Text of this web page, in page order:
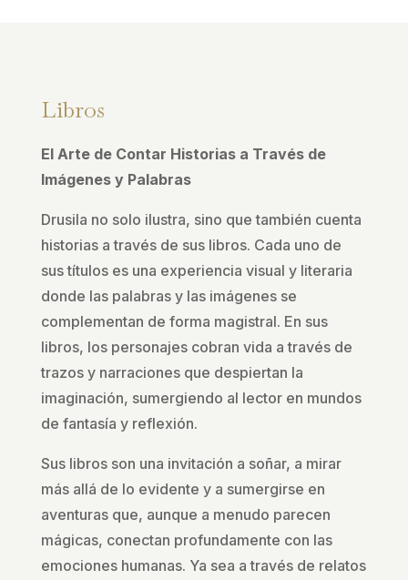
Libros
El Arte de Contar Historias a Través de
Imágenes y Palabras
Drusila no solo ilustra, sino que también cuenta
historias a través de sus libros. Cada uno de
sus títulos es una experiencia visual y literaria
donde las palabras y las imágenes se
complementan de forma magistral. En sus
libros, los personajes cobran vida a través de
trazos y narraciones que despiertan la
imaginación, sumergiendo al lector en mundos
de fantasía y reflexión.
Sus libros son una invitación a soñar, a mirar
más allá de lo evidente y a sumergirse en
aventuras que, aunque a menudo parecen
mágicas, conectan profundamente con las
emociones humanas. Ya sea a través de relatos